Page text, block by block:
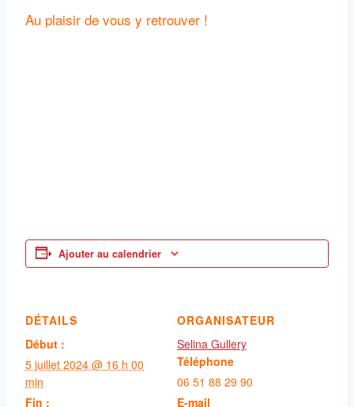
Au plaisir de vous y retrouver !
Ajouter au calendrier
DÉTAILS
Début :
5 juillet 2024 @ 16 h 00
min
Fin :
ORGANISATEUR
Selina Gullery
Téléphone
06 51 88 29 90
E-mail